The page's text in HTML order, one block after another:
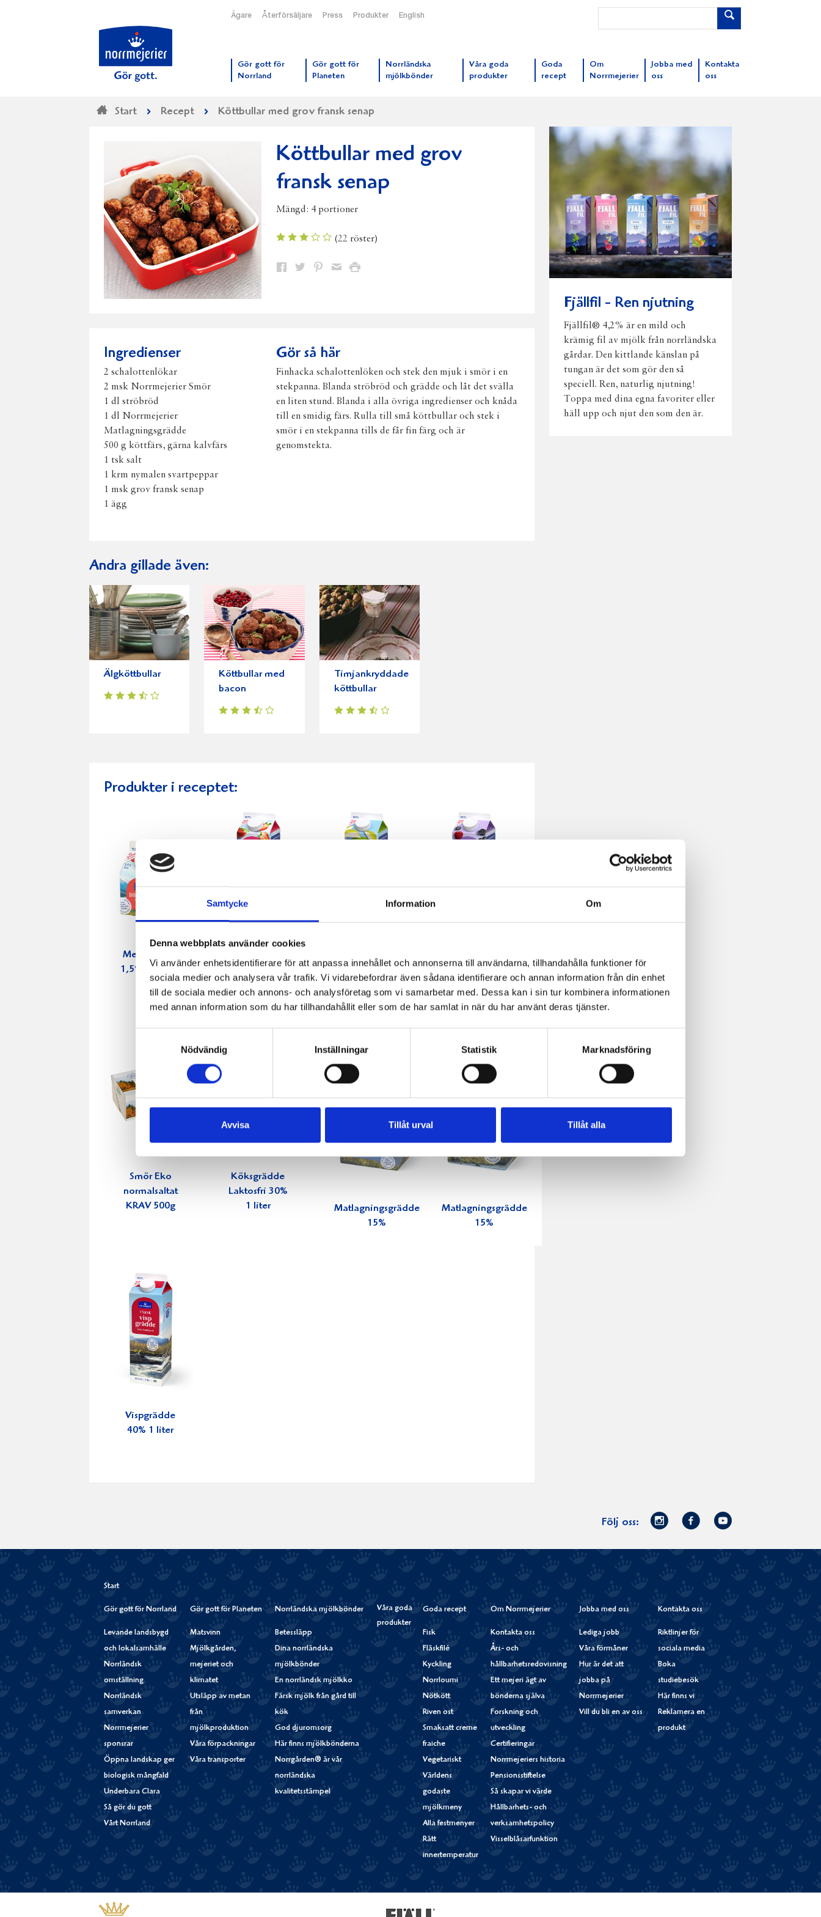
Samtycke Information Om
Denna webbplats använder cookies
Vi använder enhetsidentifierare för att anpassa innehållet och annonserna till användarna, tillhandahålla funktioner för
sociala medier och analysera vår trafik. Vi vidarebefordrar även sådana identifierare och annan information från din enhet
till de sociala medier och annons- och analysföretag som vi samarbetar med. Dessa kan i sin tur kombinera informationen
med annan information som du har tillhandahållit eller som de har samlat in när du har använt deras tjänster.
Nödvändig
Inställningar Statistik Marknadsföring
Avvisa Tillåt urval Tillåt alla
Ägare Återförsäljare Press Produkter English
Gör gott för
Norrland
Gör gott för
Planeten
Norrländska
mjölkbönder
Våra goda
produkter
Goda
recept
Om
Norrmejerier
Jobba med
oss
Kontakta
oss
Start Recept Köttbullar med grov fransk senap
Köttbullar med grov
fransk senap
Mängd: 4 portioner
(22 röster)
Dela Dela Dela DelaSkriv
Ingredienser
2 schalottenlökar
2 msk Norrmejerier Smör
1 dl ströbröd
1 dl Norrmejerier
Matlagningsgrädde
500 g köttfärs, gärna kalvfärs
1 tsk salt
1 krm nymalen svartpeppar
1 msk grov fransk senap
1 ägg
Gör så här
Finhacka schalottenlöken och stek den mjuk i smör i en
stekpanna. Blanda ströbröd och grädde och låt det svälla
en liten stund. Blanda i alla övriga ingredienser och knåda
till en smidig färs. Rulla till små köttbullar och stek i
smör i en stekpanna tills de får fin färg och är
genomstekta.
Andra gillade även:
Älgköttbullar
Köttbullar med
bacon
Timjankryddade
köttbullar
Produkter i receptet:
Mellanmjölk
1,5% laktosfri
3dl
2,7% 1000g
1000g
2,7% 1000g
Smör Eko
normalsaltat
KRAV 500g
Köksgrädde
Laktosfri 30%
1 liter
Matlagningsgrädde
15%
Matlagningsgrädde
15%
Vispgrädde
40% 1 liter
Fjällfil - Ren njutning
Fjällfil® 4,2% är en mild och
krämig fil av mjölk från norrländska
gårdar. Den kittlande känslan på
tungan är det som gör den så
speciell. Ren, naturlig njutning!
Toppa med dina egna favoriter eller
häll upp och njut den som den är.
Följ oss:
Norrmejerier
Instagram
Facebook
Youtube
Start
Gör gott för Norrland
Levande landsbygd
och lokalsamhälle
Norrländsk
omställning
Norrländsk
samverkan
Norrmejerier
sponsrar
Öppna landskap ger
biologisk mångfald
Underbara Clara
Så gör du gott
Vårt Norrland
Gör gott för Planeten
Matsvinn
Mjölkgården,
mejeriet och
klimatet
Utsläpp av metan
från
mjölkproduktion
Våra förpackningar
Våra transporter
Norrländska mjölkbönder
Betessläpp
Dina norrländska
mjölkbönder
En norrländsk mjölkko
Färsk mjölk från gård till
kök
God djuromsorg
Här finns mjölkbönderna
Norrgården® är vår
norrländska
kvalitetsstämpel
Våra goda
produkter
Goda recept
Fisk
Fläskfilé
Kyckling
Norrloumi
Nötkött
Riven ost
Smaksatt creme
fraiche
Vegetariskt
Världens
godaste
mjölkmeny
Alla festmenyer
Rätt
innertemperatur
Om Norrmejerier
Kontakta oss
Års- och
hållbarhetsredovisning
Ett mejeri ägt av
bönderna själva
Forskning och
utveckling
Certifieringar
Norrmejeriers historia
Pensionsstiftelse
Så skapar vi värde
Hållbarhets- och
verksamhetspolicy
Visselblåsarfunktion
Jobba med oss
Lediga jobb
Våra förmåner
Hur är det att
jobba på
Norrmejerier
Vill du bli en av oss
Kontakta oss
Riktlinjer för
sociala media
Boka
studiebesök
Här finns vi
Reklamera en
produkt
Fjällfil